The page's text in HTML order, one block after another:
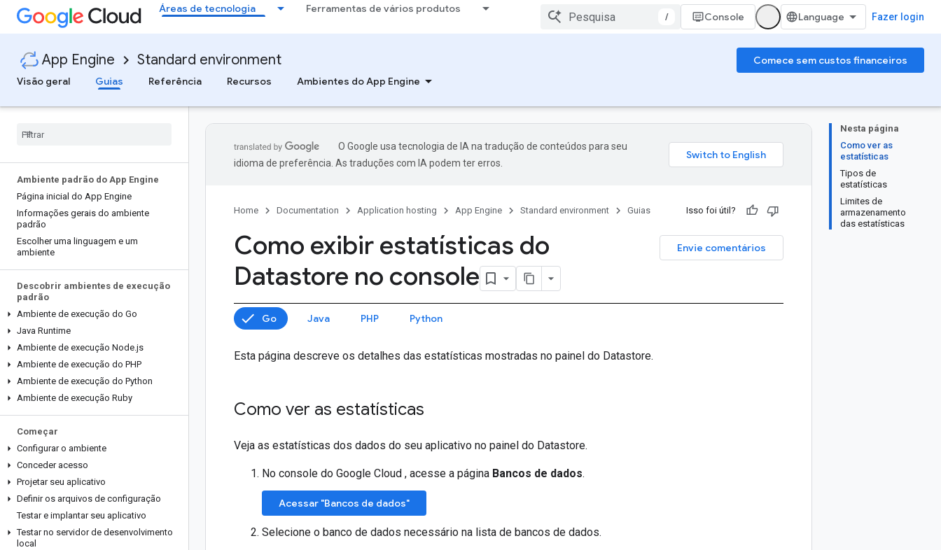
Áreas de tecnologia Ferramentas de vários produtos
/ Console Fazer login
App Engine Standard environment
Comece sem custos financeiros
Visão geral
Guias Referência Recursos Ambientes do App Engine
Ambiente padrão do App Engine
Página inicial do App Engine
Informações gerais do ambiente
padrão
Escolher uma linguagem e um
ambiente
Descobrir ambientes de execução
padrão
Ambiente de execução do Go
Java Runtime
Ambiente de execução Node.js
Ambiente de execução do PHP
Ambiente de execução do Python
Ambiente de execução Ruby
Começar
Configurar o ambiente
Conceder acesso
Projetar seu aplicativo
Definir os arquivos de configuração
Testar e implantar seu aplicativo
Testar no servidor de desenvolvimento
local
Nesta página
Como ver as
estatísticas
Tipos de
estatísticas
Limites de
armazenamento
das estatísticas
O Google usa tecnologia de IA na tradução de conteúdos para seu
idioma de preferência. As traduções com IA podem ter erros.
Home Documentation Application hosting App Engine Standard environment Guias Isso foi útil?
Envie comentários
Como exibir estatísticas do
Datastore no console
Go Java PHP Python
Esta página descreve os detalhes das estatísticas mostradas no painel do Datastore.
Como ver as estatísticas
Veja as estatísticas dos dados do seu aplicativo no painel do Datastore.
No console do Google Cloud , acesse a página Bancos de dados.
Acessar "Bancos de dados"
Selecione o banco de dados necessário na lista de bancos de dados.